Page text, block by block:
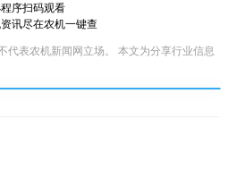
序扫码观看
讯尽在农机一键查
代表农机新闻网立场。 本文为分享行业信息